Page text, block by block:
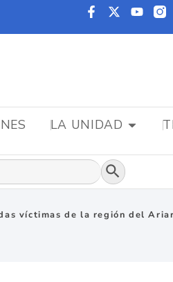
LA UNIDAD
Botón de
víctimas de la región del